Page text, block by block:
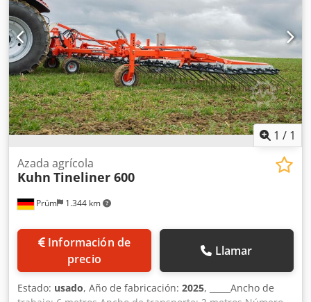
1 / 1
Prüm 1.344 km
Azada agrícola
Kuhn Tineliner 600
Información de
precio
Llamar
Estado: usado, Año de fabricación: 2025, _____Ancho de